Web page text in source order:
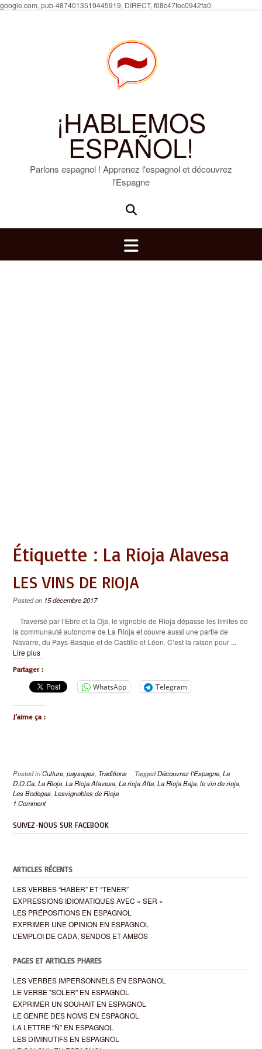
google.com, pub-4874013519445919, DIRECT, f08c47fec0942fa0
¡HABLEMOS
ESPAÑOL!
Parlons espagnol ! Apprenez l'espagnol et découvrez
l'Espagne
Étiquette : La Rioja Alavesa
LES VINS DE RIOJA
Posted on 15 décembre 2017
Traversé par l’Ebre et la Oja, le vignoble de Rioja dépasse les limites de
la communauté autonome de La Rioja et couvre aussi une partie de
Navarre, du Pays-Basque et de Castille et Léon. C’est la raison pour ...
Lire plus
Partager :
WhatsApp Telegram
J’aime ça :
Posted inCulture, paysages, Traditions TaggedDécouvrez l'Espagne, La
D.O.Ca, La Rioja, La Rioja Alavesa, La rioja Alta, La Rioja Baja, le vin de rioja,
Les Bodegas, Lesvignobles de Rioja
1 Comment
SUIVEZ-NOUS SUR FACEBOOK
ARTICLES RÉCENTS
LES VERBES “HABER” ET “TENER”
EXPRESSIONS IDIOMATIQUES AVEC « SER »
LES PRÉPOSITIONS EN ESPAGNOL
EXPRIMER UNE OPINION EN ESPAGNOL
L’EMPLOI DE CADA, SENDOS ET AMBOS
PAGES ET ARTICLES PHARES
LES VERBES IMPERSONNELS EN ESPAGNOL
LE VERBE "SOLER" EN ESPAGNOL
EXPRIMER UN SOUHAIT EN ESPAGNOL
LE GENRE DES NOMS EN ESPAGNOL
LA LETTRE “Ñ” EN ESPAGNOL
LES DIMINUTIFS EN ESPAGNOL